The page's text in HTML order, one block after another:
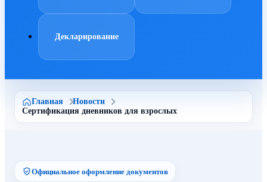
Декларирование
Главная
Новости
Сертификация дневников для взрослых
Официальное оформление документов